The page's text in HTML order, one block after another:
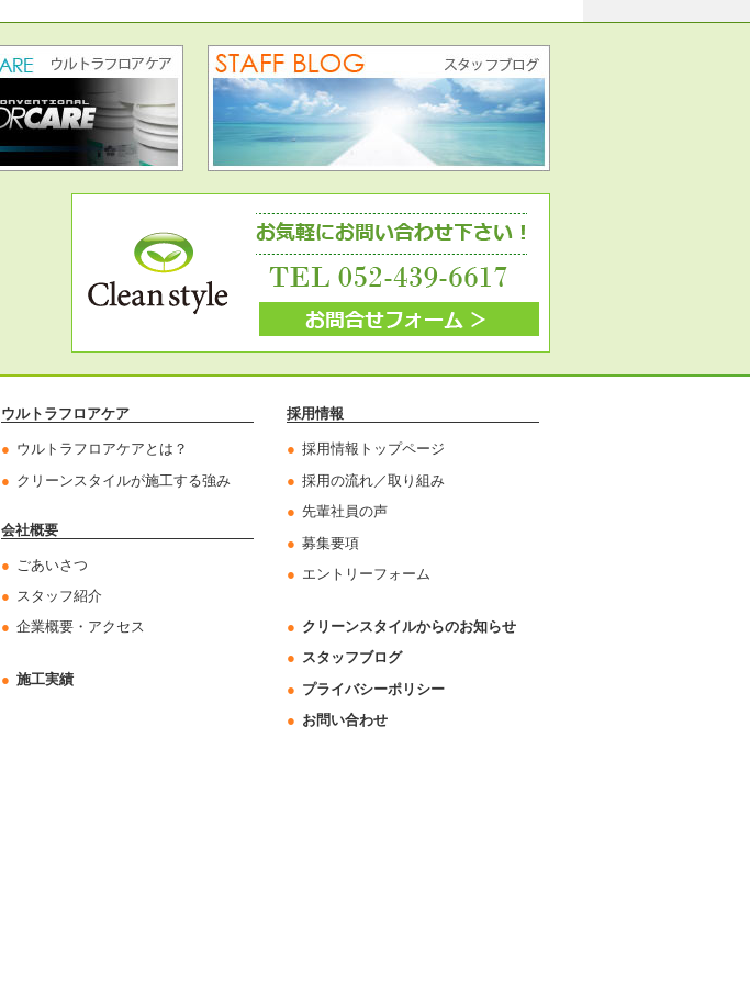
ウルトラフロアケア
ウルトラフロアケアとは？
クリーンスタイルが施工する強み
会社概要
ごあいさつ
スタッフ紹介
企業概要・アクセス
施工実績
採用情報
採用情報トップページ
採用の流れ／取り組み
先輩社員の声
募集要項
エントリーフォーム
クリーンスタイルからのお知らせ
スタッフブログ
プライバシーポリシー
お問い合わせ